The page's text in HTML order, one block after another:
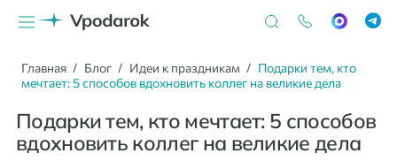
Главная Блог Идеи к праздникам
Подарки тем, кто
мечтает: 5 способов вдохновить коллег на великие дела
Подарки тем, кто мечтает: 5 способов
вдохновить коллег на великие дела